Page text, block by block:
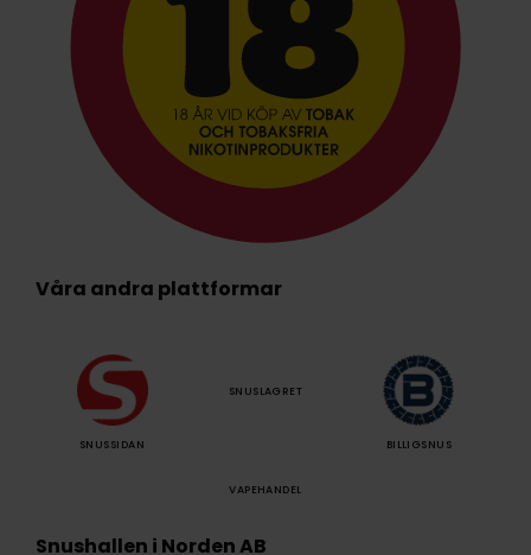
Våra andra plattformar
SNUSSIDAN
SNUSLAGRET
BILLIGSNUS
VAPEHANDEL
Snushallen i Norden AB